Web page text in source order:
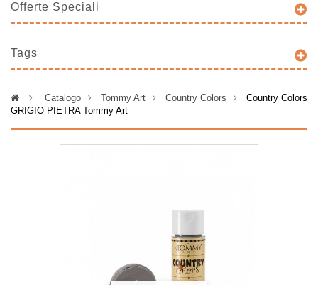
Offerte Speciali
Tags
> Catalogo > Tommy Art > Country Colors >
Country Colors
GRIGIO PIETRA Tommy Art